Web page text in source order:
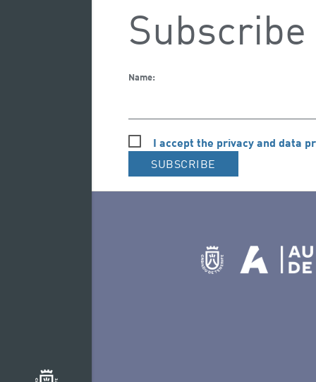
Name:
I accept the privacy and data
SUBSCRIBE